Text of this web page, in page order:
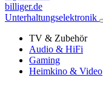
billiger.de
Unterhaltungselektronik
TV & Zubehör
Audio & HiFi
Gaming
Heimkino & Video